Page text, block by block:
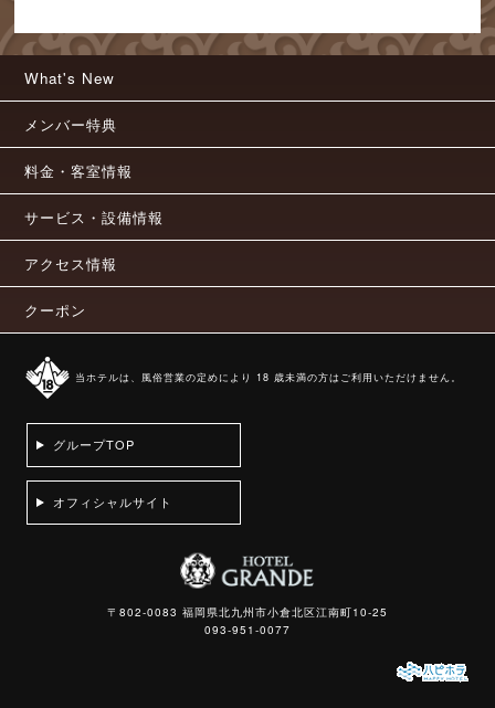
What's New
メンバー特典
料金・客室情報
サービス・設備情報
アクセス情報
クーポン
当ホテルは、風俗営業の定めにより 18 歳未満の方はご利用いただけません。
グループTOP
オフィシャルサイト
〒802-0083 福岡県北九州市小倉北区江南町10-25
093-951-0077